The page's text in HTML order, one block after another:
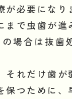
が必要にな
で虫歯が進
場合は抜歯
れだけ歯
つために